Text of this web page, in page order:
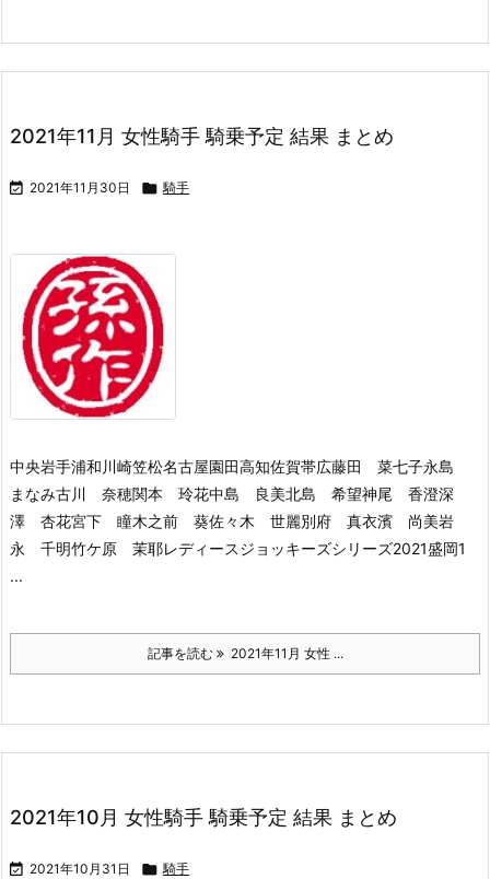
2021年11月 女性騎手 騎乗予定 結果 まとめ
 2021年11月30日  騎手
中央岩手浦和川崎笠松名古屋園田高知佐賀帯広藤田 菜七子永島
まなみ古川 奈穂関本 玲花中島 良美北島 希望神尾 香澄深
澤 杏花宮下 瞳木之前 葵佐々木 世麗別府 真衣濱 尚美岩
永 千明竹ケ原 茉耶レディースジョッキーズシリーズ2021盛岡1
...
記事を読む 2021年11月 女性 ...
2021年10月 女性騎手 騎乗予定 結果 まとめ
 2021年10月31日  騎手